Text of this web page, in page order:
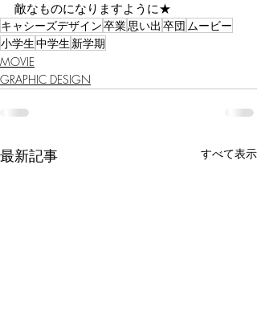
敵なものになりますように★
キャシーズデザイン卒業思い出 卒団 ムービー
小学生中学生 新学期
MOVIE
GRAPHIC DESIGN
最新記事 すべて表示